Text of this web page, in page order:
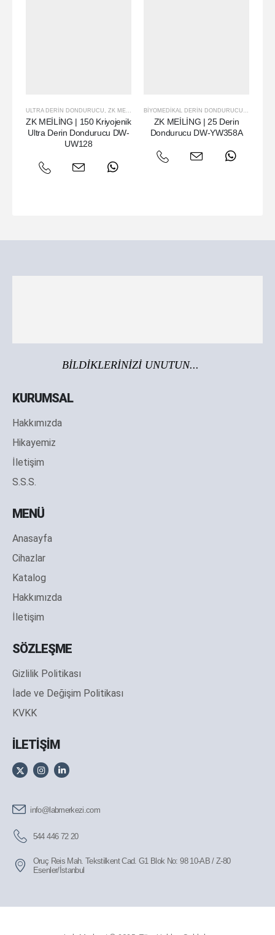
ULTRA DERIN DONDURUCU , ZK MEILING
ZK MEİLİNG | 150 Kriyojenik
Ultra Derin Dondurucu DW-
UW128
BIYOMEDIKAL DERIN DONDURUCU
, ZK
ZK MEİLİNG | 25 Derin
Dondurucu DW-YW358A
BİLDİKLERİNİZİ UNUTUN...
KURUMSAL
Hakkımızda
Hikayemiz
İletişim
S.S.S.
MENÜ
Anasayfa
Cihazlar
Katalog
Hakkımızda
İletişim
SÖZLEŞME
Gizlilik Politikası
İade ve Değişim Politikası
KVKK
İLETİŞİM
info@labmerkezi.com
544 446 72 20
Oruç Reis Mah. Tekstilkent Cad. G1 Blok No: 98 10-AB / Z-80
Esenler/İstanbul